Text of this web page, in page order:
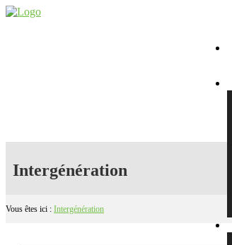
Intergénération
Vous êtes ici : Intergénération